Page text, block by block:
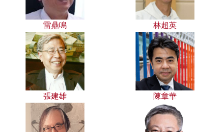
雷鼎鳴 林超英
張建雄 陳章華